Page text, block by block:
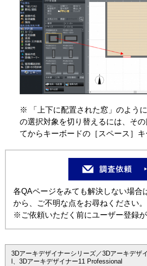
※ 「上下に配置された窓」のよう
の選択対象を切り替えるには、そ
てからキーボードの［スペース］キ
各QAページをみても解決しない場合
から、ご不明な点をお尋ねください。
※ご依頼いただく前にユーザー登録が
3Dアーキデザイナーシリーズ／3Dアーキデザ
l、3Dアーキデザイナー11 Professional